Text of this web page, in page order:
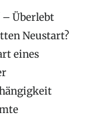
– Überlebt
Neustart?
eines